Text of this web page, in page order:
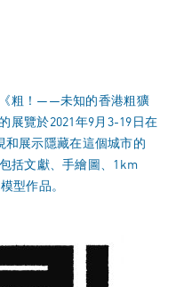
粗！——未知的香港粗獷
展覽於2021年9月3-19日在
和展示隱藏在這個城市的
括文獻、手繪圖、1km
型作品。